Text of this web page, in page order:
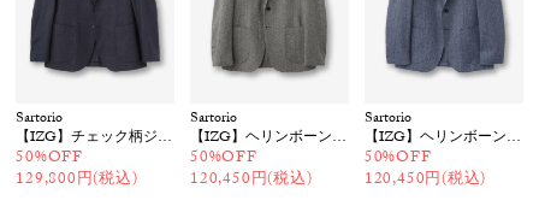
Sartorio
【IZG】チェック柄ジャケット
50%OFF
129,800円(税込)
Sartorio
【IZG】ヘリンボーンジャケット
50%OFF
120,450円(税込)
Sartorio
【IZG】ヘリンボーンジャケット
50%OFF
120,450円(税込)